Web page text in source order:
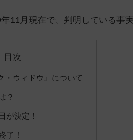
11月現在で、判明している事実
目次
・ウィドウ』について
？
が決定！
了！